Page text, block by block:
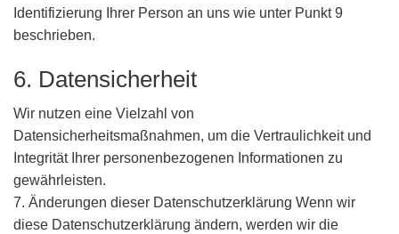
Identifizierung Ihrer Person an uns wie unter Punkt 9
beschrieben.
6. Datensicherheit
Wir nutzen eine Vielzahl von
Datensicherheitsmaßnahmen, um die Vertraulichkeit und
Integrität Ihrer personenbezogenen Informationen zu
gewährleisten.
7. Änderungen dieser Datenschutzerklärung Wenn wir
diese Datenschutzerklärung ändern, werden wir die